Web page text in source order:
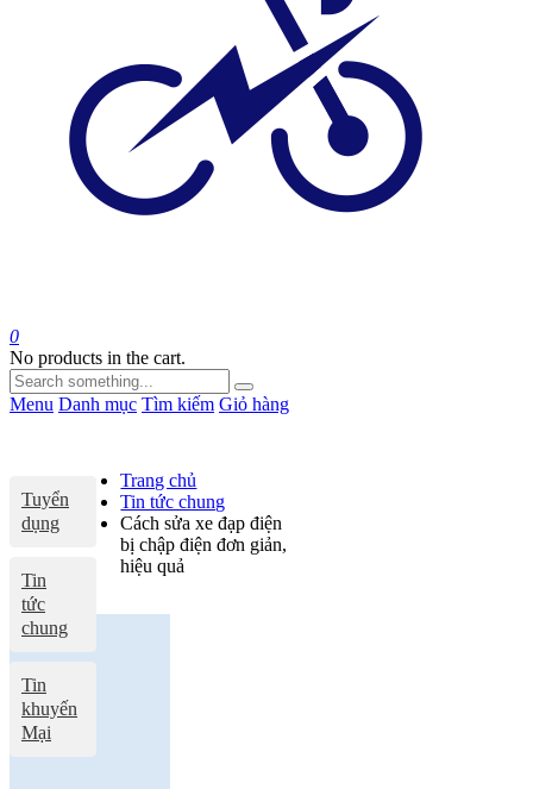
0
No products in the cart.
Menu Danh mục Tìm kiếm Giỏ hàng
Tuyển
dụng
Tin
tức
chung
Tin
khuyến
Mại
Trang chủ
Tin tức chung
Cách sửa xe đạp điện
bị chập điện đơn giản,
hiệu quả